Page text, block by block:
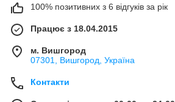
100% позитивних з 6 відгуків за рік
Працює з 18.04.2015
м. Вишгород
07301, Вишгород, Україна
Контакти